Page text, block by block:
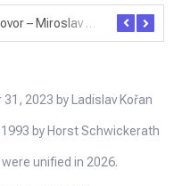
2023 by Ladislav Kořan
by Horst Schwickerath
unified in 2026.